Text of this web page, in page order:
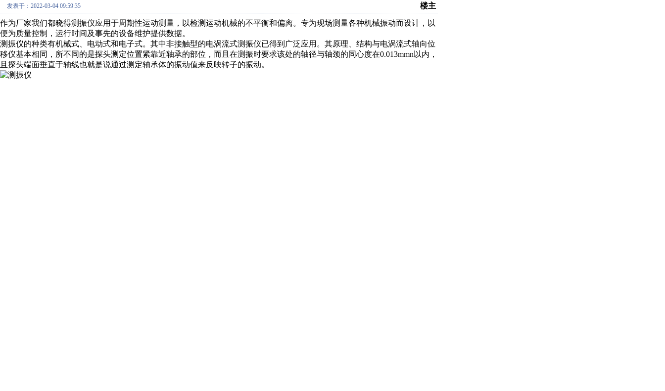
发表于：2022-03-04 09:59:35 楼主
作为厂家我们都晓得测振仪应用于周期性运动测量，以检测运动机械的不平衡和偏离。专为现场测量各种机械振动而设计，以
便为质量控制，运行时间及事先的设备维护提供数据。
测振仪的种类有机械式、电动式和电子式。其中非接触型的电涡流式测振仪已得到广泛应用。其原理、结构与电涡流式轴向位
移仪基本相同，所不同的是探头测定位置紧靠近轴承的部位，而且在测振时要求该处的轴径与轴颈的同心度在0.013mmn以内，
且探头端面垂直于轴线也就是说通过测定轴承体的振动值来反映转子的振动。